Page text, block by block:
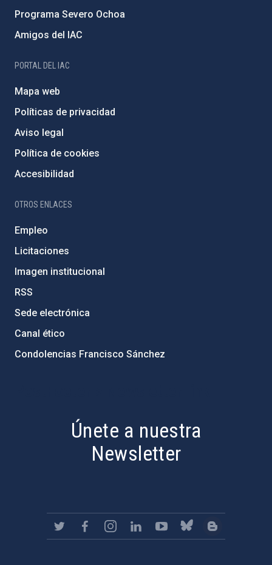
Programa Severo Ochoa
Amigos del IAC
PORTAL DEL IAC
Mapa web
Políticas de privacidad
Aviso legal
Política de cookies
Accesibilidad
OTROS ENLACES
Empleo
Licitaciones
Imagen institucional
RSS
Sede electrónica
Canal ético
Condolencias Francisco Sánchez
Únete a nuestra
Newsletter